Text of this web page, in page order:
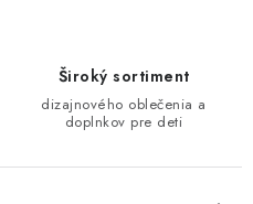
Široký sortiment
dizajnového oblečenia a
doplnkov pre deti